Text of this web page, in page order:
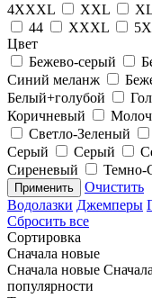
4XXXL
XXL
44
XXXL
Цвет
Бежево-серый
Синий меланж
Белый+голубой
Коричневый
Светло-Зеленый
Серый
Серый
Сиреневый
Темно-
Применить
Очистить
Водолазки Джемперы
Сбросить все
Сортировка
Сначала новые
Сначала новые
популярности